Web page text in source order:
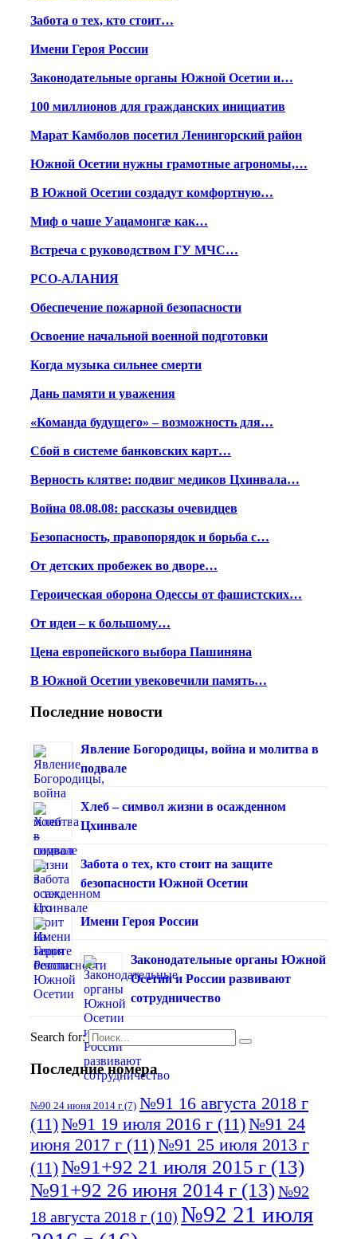
Забота о тех, кто стоит…
Имени Героя России
Законодательные органы Южной Осетии и…
100 миллионов для гражданских инициатив
Марат Камболов посетил Ленингорский район
Южной Осетии нужны грамотные агрономы,…
В Южной Осетии создадут комфортную…
Миф о чаше Уацамонгæ как…
Встреча с руководством ГУ МЧС…
РСО-АЛАНИЯ
Обеспечение пожарной безопасности
Освоение начальной военной подготовки
Когда музыка сильнее смерти
Дань памяти и уважения
«Команда будущего» – возможность для…
Сбой в системе банковских карт…
Верность клятве: подвиг медиков Цхинвала…
Война 08.08.08: рассказы очевидцев
Безопасность, правопорядок и борьба с…
От детских пробежек во дворе…
Героическая оборона Одессы от фашистских…
От идеи – к большому…
Цена европейского выбора Пашиняна
В Южной Осетии увековечили память…
Последние новости
Явление Богородицы, война и молитва в
подвале
Хлеб – символ жизни в осажденном
Цхинвале
Забота о тех, кто стоит на защите
безопасности Южной Осетии
Имени Героя России
Законодательные органы Южной
Осетии и России развивают
сотрудничество
Search for:
Последние номера
№90 24 июня 2014 г (7) №91 16 августа 2018 г
(11)№91 19 июля 2016 г (11)№91 24
июня 2017 г (11)№91 25 июля 2013 г
(11)№91+92 21 июля 2015 г (13)
№91+92 26 июня 2014 г (13)№92
18 августа 2018 г (10) №92 21 июля